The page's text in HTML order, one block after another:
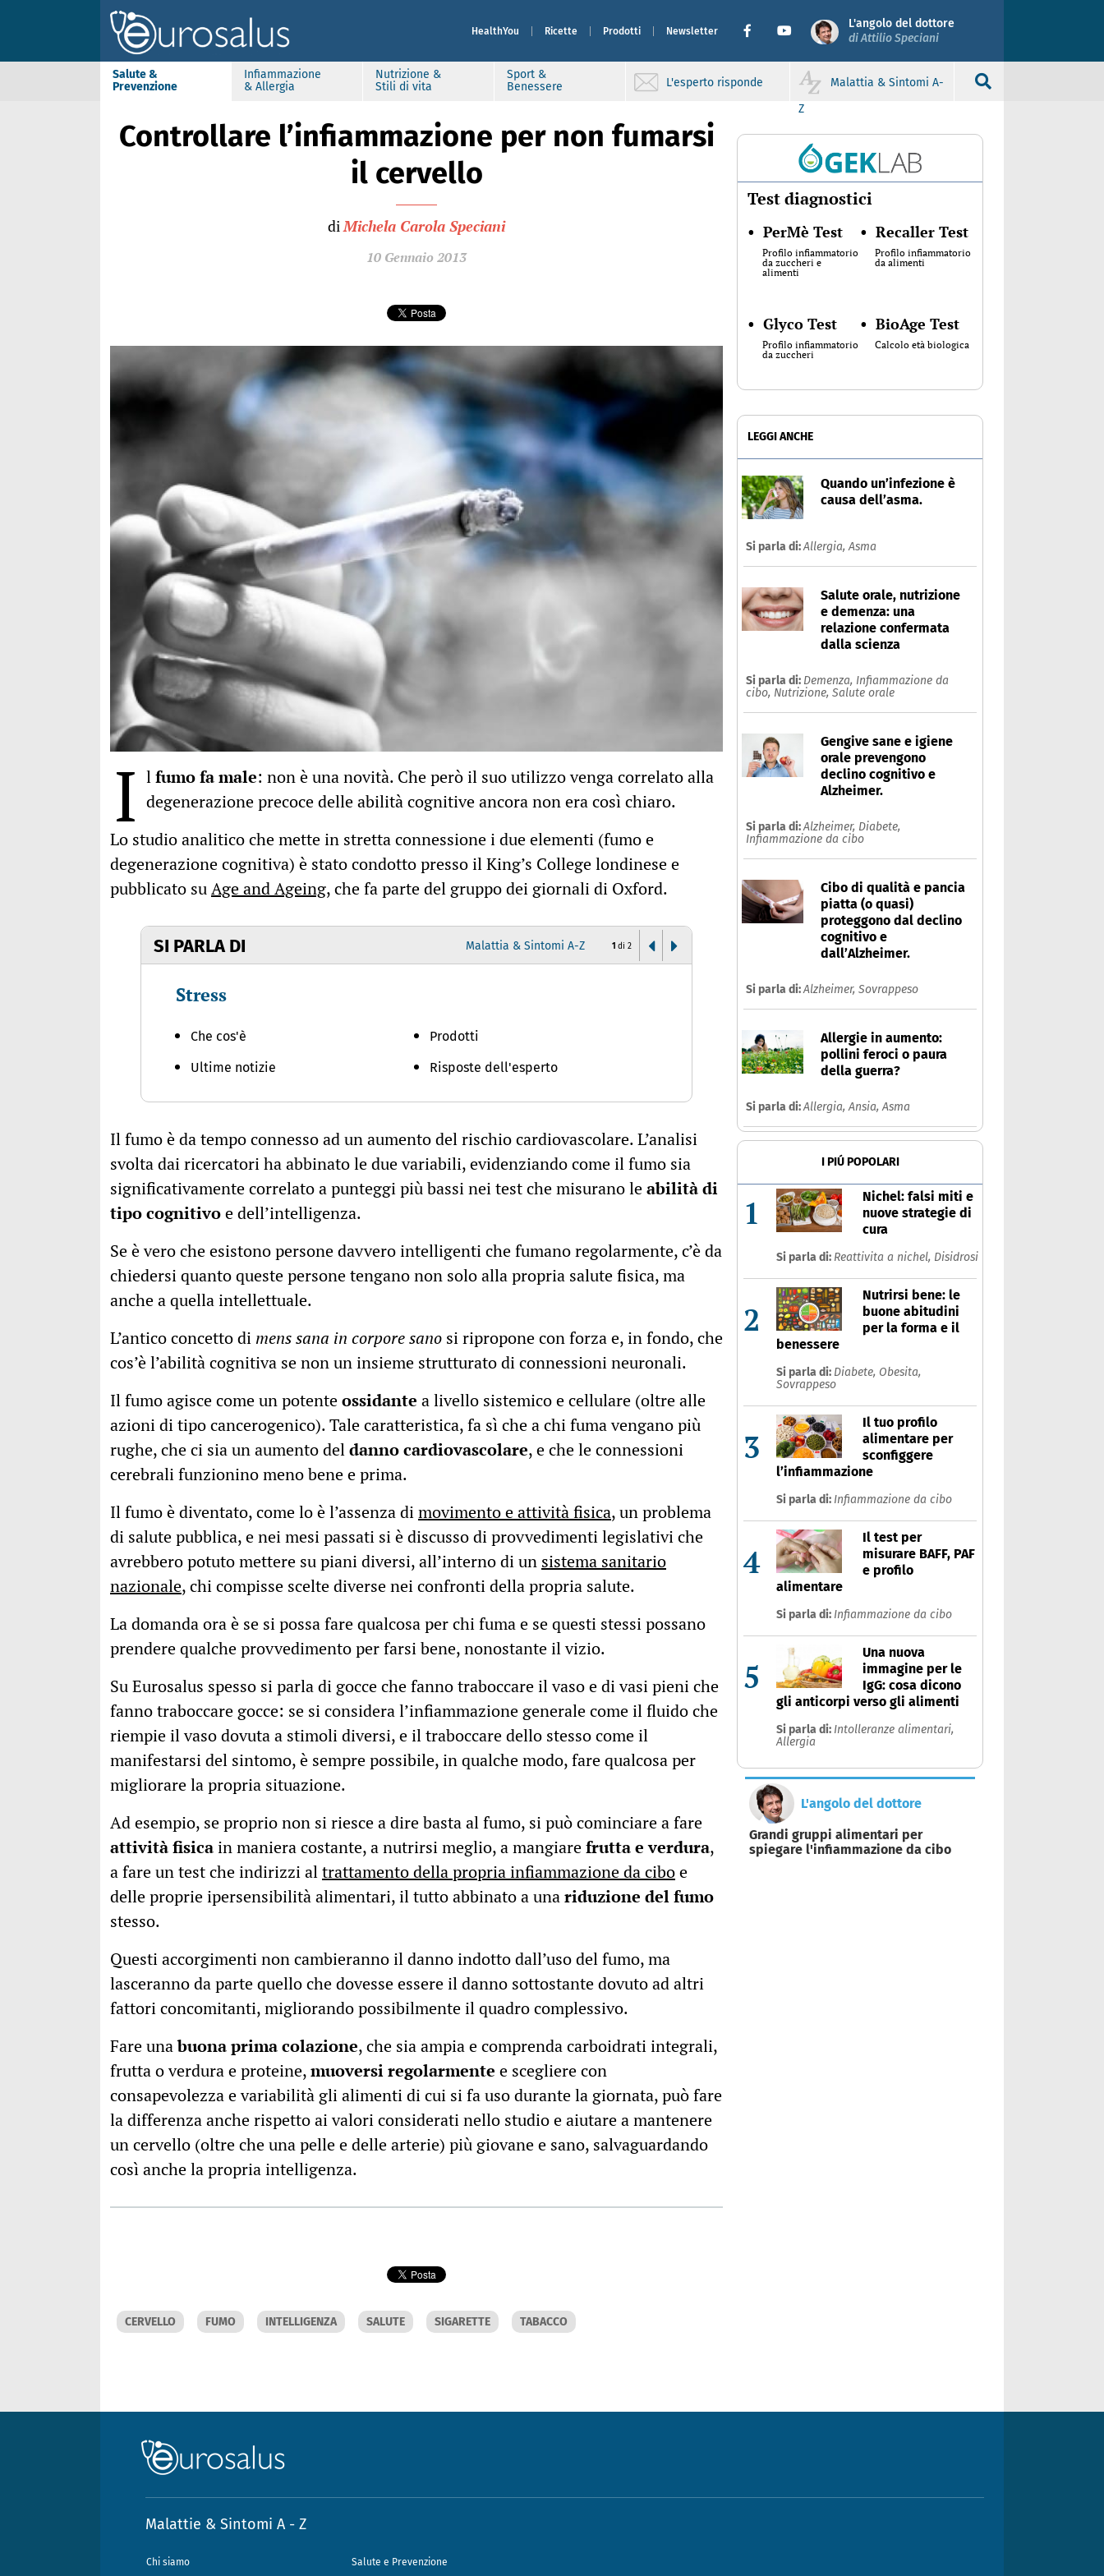
HealthYou Ricette Prodotti Newsletter
L'angolo del dottore
di Attilio Speciani
Salute &
Prevenzione
Infiammazione
& Allergia
Nutrizione &
Stili di vita
Sport &
Benessere
L'esperto risponde
Malattia & Sintomi A-
Z
Controllare l’infiammazione per non fumarsi
il cervello
diMichela Carola Speciani
10 Gennaio 2013
I lfumo fa male: non è una novità. Che però il suo utilizzo venga correlato alla
degenerazione precoce delle abilità cognitive ancora non era così chiaro.
Lo studio analitico che mette in stretta connessione i due elementi (fumo e
degenerazione cognitiva) è stato condotto presso il King’s College londinese e
pubblicato suAge and Ageing, che fa parte del gruppo dei giornali di Oxford.
SI PARLA DI Malattia & Sintomi A-Z
Stress
Che cos'è
Ultime notizie
Prodotti
Risposte dell'esperto
Ansia
Che cos'è
Ultime notizie
1 di 2
Il fumo è da tempo connesso ad un aumento del rischio cardiovascolare. L’analisi
svolta dai ricercatori ha abbinato le due variabili, evidenziando come il fumo sia
significativamente correlato a punteggi più bassi nei test che misurano leabilità di
tipo cognitivoe dell’intelligenza.
Se è vero che esistono persone davvero intelligenti che fumano regolarmente, c’è da
chiedersi quanto queste persone tengano non solo alla propria salute fisica, ma
anche a quella intellettuale.
L’antico concetto di mens sana in corpore sano si ripropone con forza e, in fondo, che
cos’è l’abilità cognitiva se non un insieme strutturato di connessioni neuronali.
Il fumo agisce come un potenteossidante a livello sistemico e cellulare (oltre alle
azioni di tipo cancerogenico). Tale caratteristica, fa sì che a chi fuma vengano più
rughe, che ci sia un aumento deldanno cardiovascolare, e che le connessioni
cerebrali funzionino meno bene e prima.
Il fumo è diventato, come lo è l’assenza dimovimento e attività fisica, un problema
di salute pubblica, e nei mesi passati si è discusso di provvedimenti legislativi che
avrebbero potuto mettere su piani diversi, all’interno di un sistema sanitario
nazionale, chi compisse scelte diverse nei confronti della propria salute.
La domanda ora è se si possa fare qualcosa per chi fuma e se questi stessi possano
prendere qualche provvedimento per farsi bene, nonostante il vizio.
Su Eurosalus spesso si parla di gocce che fanno traboccare il vaso e di vasi pieni che
fanno traboccare gocce: se si considera l’infiammazione generale come il fluido che
riempie il vaso dovuta a stimoli diversi, e il traboccare dello stesso come il
manifestarsi del sintomo, è sempre possibile, in qualche modo, fare qualcosa per
migliorare la propria situazione.
Ad esempio, se proprio non si riesce a dire basta al fumo, si può cominciare a fare
attività fisicain maniera costante, a nutrirsi meglio, a mangiarefrutta e verdura,
a fare un test che indirizzi altrattamento della propria infiammazione da ciboe
delle proprie ipersensibilità alimentari, il tutto abbinato a unariduzione del fumo
stesso.
Questi accorgimenti non cambieranno il danno indotto dall’uso del fumo, ma
lasceranno da parte quello che dovesse essere il danno sottostante dovuto ad altri
fattori concomitanti, migliorando possibilmente il quadro complessivo.
Fare unabuona prima colazione, che sia ampia e comprenda carboidrati integrali,
frutta o verdura e proteine,muoversi regolarmente e scegliere con
consapevolezza e variabilità gli alimenti di cui si fa uso durante la giornata, può fare
la differenza anche rispetto ai valori considerati nello studio e aiutare a mantenere
un cervello (oltre che una pelle e delle arterie) più giovane e sano, salvaguardando
così anche la propria intelligenza.
CERVELLO FUMO INTELLIGENZA SALUTE SIGARETTE TABACCO
Test diagnostici
• PerMè Test
Profilo infiammatorio
da zuccheri e
alimenti
• Recaller Test
Profilo infiammatorio
da alimenti
• Glyco Test
Profilo infiammatorio
da zuccheri
• BioAge Test
Calcolo età biologica
LEGGI ANCHE
Quando un’infezione è
causa dell’asma.
Si parla di:Allergia,Asma
Salute orale, nutrizione
e demenza: una
relazione confermata
dalla scienza
Si parla di: Demenza, Infiammazione da
cibo, Nutrizione, Salute orale
Gengive sane e igiene
orale prevengono
declino cognitivo e
Alzheimer.
Si parla di:Alzheimer, Diabete,
Infiammazione da cibo
Cibo di qualità e pancia
piatta (o quasi)
proteggono dal declino
cognitivo e
dall’Alzheimer.
Si parla di:Alzheimer, Sovrappeso
Allergie in aumento:
pollini feroci o paura
della guerra?
Si parla di:Allergia,Ansia,Asma
I PIÚ POPOLARI
1
Nichel: falsi miti e
nuove strategie di
cura
Si parla di: Reattivita a nichel, Disidrosi
2
Nutrirsi bene: le
buone abitudini
per la forma e il
benessere
Si parla di: Diabete, Obesita,
Sovrappeso
3
Il tuo profilo
alimentare per
sconfiggere
l’infiammazione
Si parla di: Infiammazione da cibo
4
Il test per
misurare BAFF, PAF
e profilo
alimentare
Si parla di: Infiammazione da cibo
5
Una nuova
immagine per le
IgG: cosa dicono
gli anticorpi verso gli alimenti
Si parla di: Intolleranze alimentari,
Allergia
L'angolo del dottore
Grandi gruppi alimentari per
spiegare l'infiammazione da cibo
Malattie & Sintomi A - Z
Chi siamo
Salute e Prevenzione